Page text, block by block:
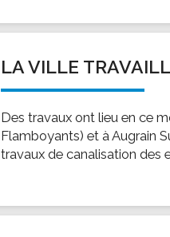
LA VILLE
Des travaux ont lieu en ce
Flamboyants) et à Augrain
travaux de canalisation des